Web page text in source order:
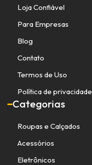
Loja Confiável
Para Empresas
Blog
Contato
Termos de Uso
Política de privacidade
Categorias
Roupas e Calçados
Acessórios
Eletrônicos